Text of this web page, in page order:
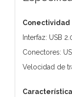
Conectividad
Interfaz: USB
Conectores:
Velocidad de